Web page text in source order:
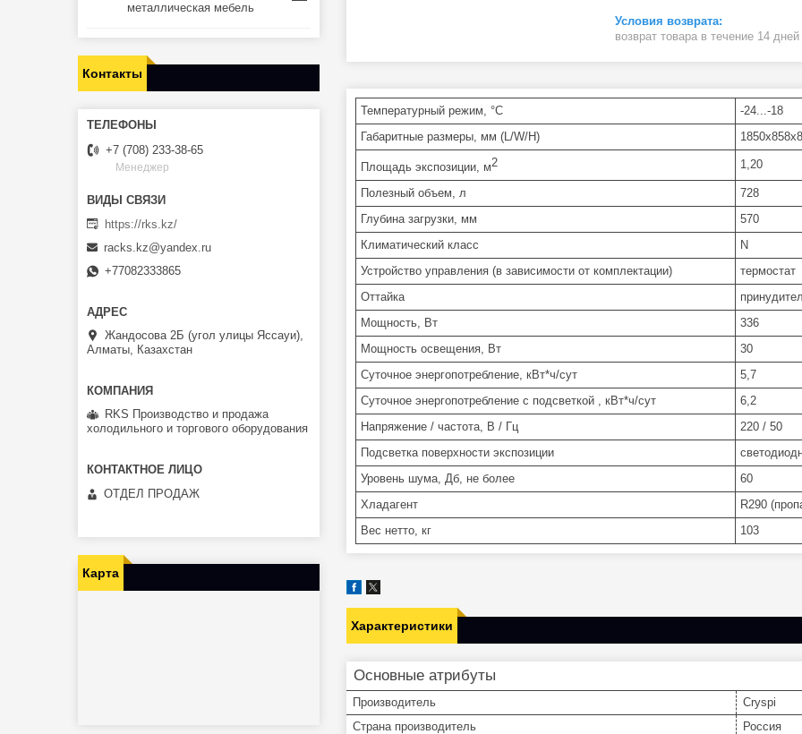
возврат товара в течение 14 дней
Температурный режим, °С
-24...-18
Габаритные размеры, мм (L/W/H)
Площадь экспозиции, м2 1,20
Полезный объем, л
728
Глубина загрузки, мм
570
Климатический класс
N
Устройство управления (в зависимости от комплектации)
термостат
Оттайка
Мощность, Вт
336
Мощность освещения, Вт
30
Суточное энергопотребление, кВт*ч/сут
5,7
Суточное энергопотребление с подсветкой , кВт*ч/сут
6,2
Напряжение / частота, В / Гц
220 / 50
Подсветка поверхности экспозиции
Уровень шума, Дб, не более
60
Хладагент
R290
Вес нетто, кг
103
Характеристики
Основные атрибуты
Производитель
Cryspi
Страна производитель
Россия
металлическая мебель
Контакты
+7 (708) 233-38-65
Менеджер
https://rks.kz/
racks.kz@yandex.ru
+77082333865
Жандосова 2Б (угол улицы Яссауи),
Алматы, Казахстан
RKS Производство и продажа
холодильного и торгового оборудования
ОТДЕЛ ПРОДАЖ
Карта